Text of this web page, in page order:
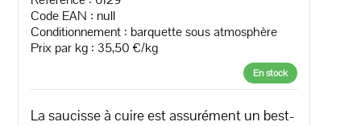
Code EAN : null
Conditionnement : barquette sous atmosphère
Prix par kg : 35,50 €/kg
En stock
La saucisse à cuire est assurément un best-